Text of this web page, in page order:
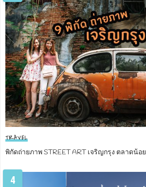
TRAVEL
พิกัดถ่ายภาพ STREET ART เจริญกรุง ตลาดน้อย
4